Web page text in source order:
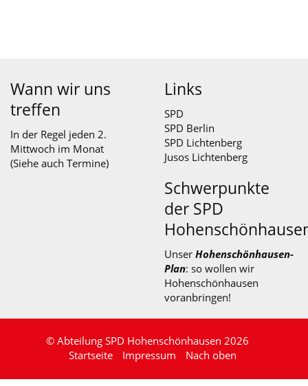
Wann wir uns
treffen
In der Regel jeden 2.
Mittwoch im Monat
(Siehe auch Termine)
Links
SPD
SPD Berlin
SPD Lichtenberg
Jusos Lichtenberg
Schwerpunkte
der SPD
Unser Hohenschönhausen-
Plan: so wollen wir
Hohenschönhausen
voranbringen!
© Abteilung SPD Hohenschönhausen 2026
Startseite
Impressum Nach oben